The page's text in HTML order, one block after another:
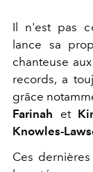
Il n'est pas
lance sa
chanteuse
records, a
grâce
Farinah et
Knowles-
Ces